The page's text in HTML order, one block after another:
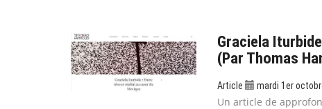
Graciela
(par Thomas
Article mardi 1er
Un article de